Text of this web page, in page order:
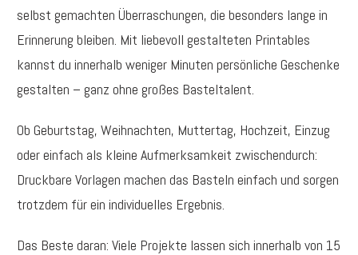
selbst gemachten Überraschungen, die besonders lange in
Erinnerung bleiben. Mit liebevoll gestalteten Printables
kannst du innerhalb weniger Minuten persönliche Geschenke
gestalten – ganz ohne großes Basteltalent.
Ob Geburtstag, Weihnachten, Muttertag, Hochzeit, Einzug
oder einfach als kleine Aufmerksamkeit zwischendurch:
Druckbare Vorlagen machen das Basteln einfach und sorgen
trotzdem für ein individuelles Ergebnis.
Das Beste daran: Viele Projekte lassen sich innerhalb von 15